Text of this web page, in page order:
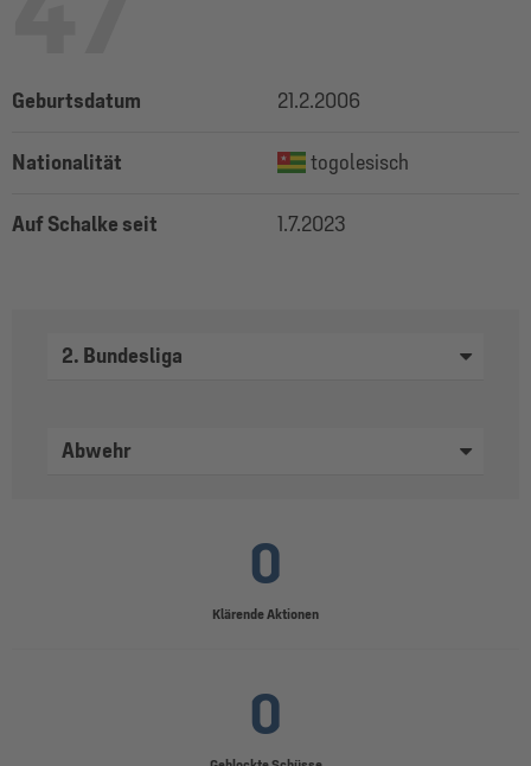
Geburtsdatum 21.2.2006
Nationalität togolesisch
Auf Schalke seit 1.7.2023
2. Bundesliga
Abwehr
Klärende Aktionen
0
0